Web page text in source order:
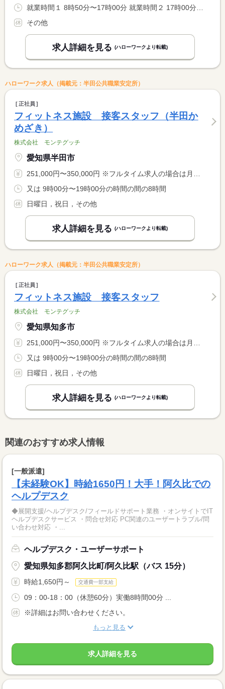
その他
求人詳細を見る (ハローワークより転載)
ハローワーク求人（掲載元：半田公共職業安定所）
正社員
フィットネス施設 接客スタッフ（半田か
めざき）
株式会社 モンテグッチ
愛知県半田市
251,000円〜350,000円 ※フルタイム求人の場合は月額（換算額）、パート求人の場合は時間額を表示しています。
又は 9時00分〜19時00分の時間の間の8時間
日曜日，祝日，その他
求人詳細を見る (ハローワークより転載)
ハローワーク求人（掲載元：半田公共職業安定所）
正社員
フィットネス施設 接客スタッフ
株式会社 モンテグッチ
愛知県知多市
251,000円〜350,000円 ※フルタイム求人の場合は月額（換算額）、パート求人の場合は時間額を表示しています。
又は 9時00分〜19時00分の時間の間の8時間
日曜日，祝日，その他
求人詳細を見る (ハローワークより転載)
関連のおすすめ求人情報
[一般派遣]
【未経験OK】時給1650円！大手！阿久比での
ヘルプデスク
◆展開支援/ヘルプデスク/フィールドサポート業務 ・オンサイトでIT
ヘルプデスクサービス ・問合せ対応 PC関連のユーザートラブル/問
い合わせ対応 ・...
ヘルプデスク・ユーザーサポート
愛知県知多郡阿久比町/阿久比駅（バス 15分）
時給1,650円～ 交通費一部支給
09：00-18：00（休憩60分）実働8時間00分 ...
※詳細はお問い合わせください。
もっと見る
求人詳細を見る